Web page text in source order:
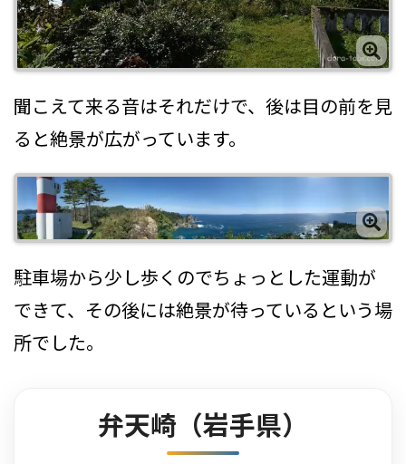
聞こえて来る音はそれだけで、後は目の前を見
ると絶景が広がっています。
駐車場から少し歩くのでちょっとした運動が
できて、その後には絶景が待っているという場
所でした。
弁天崎（岩手県）